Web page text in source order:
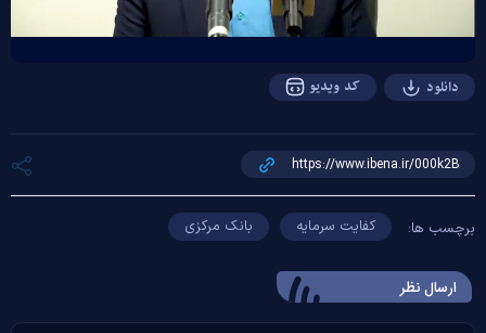
دانلود کد ویدیو
برچسب ها: کفایت سرمایه بانک مرکزی
ارسال‌ نظر